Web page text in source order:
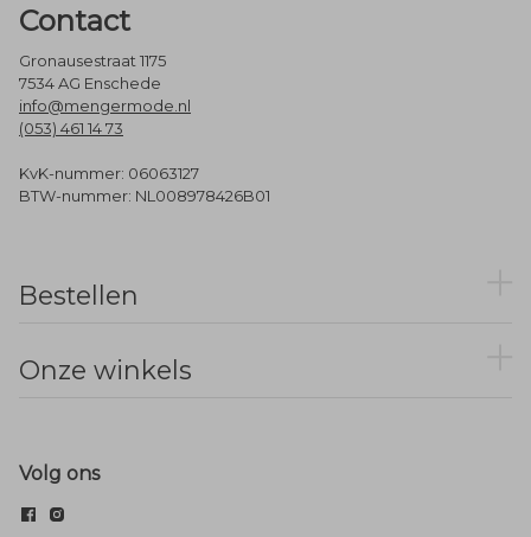
Contact
Gronausestraat 1175
7534 AG Enschede
info@mengermode.nl
(053) 461 14 73
KvK-nummer: 06063127
BTW-nummer: NL008978426B01
Bestellen
Onze winkels
Volg ons